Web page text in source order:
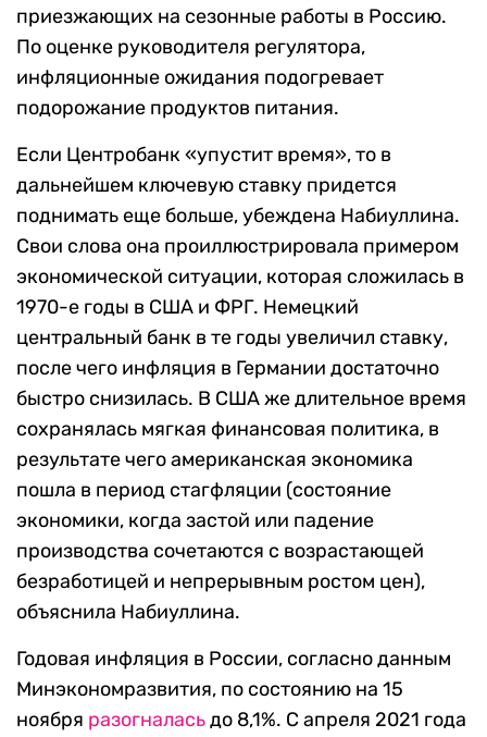
приезжающих на сезонные работы в Россию.
По оценке руководителя регулятора,
инфляционные ожидания подогревает
подорожание продуктов питания.
Если Центробанк «упустит время», то в
дальнейшем ключевую ставку придется
поднимать еще больше, убеждена Набиуллина.
Свои слова она проиллюстрировала примером
экономической ситуации, которая сложилась в
1970-е годы в США и ФРГ. Немецкий
центральный банк в те годы увеличил ставку,
после чего инфляция в Германии достаточно
быстро снизилась. В США же длительное время
сохранялась мягкая финансовая политика, в
результате чего американская экономика
пошла в период стагфляции (состояние
экономики, когда застой или падение
производства сочетаются с возрастающей
безработицей и непрерывным ростом цен),
объяснила Набиуллина.
Годовая инфляция в России, согласно данным
Минэкономразвития, по состоянию на 15
ноября разогналасьдо 8,1%. С апреля 2021 года